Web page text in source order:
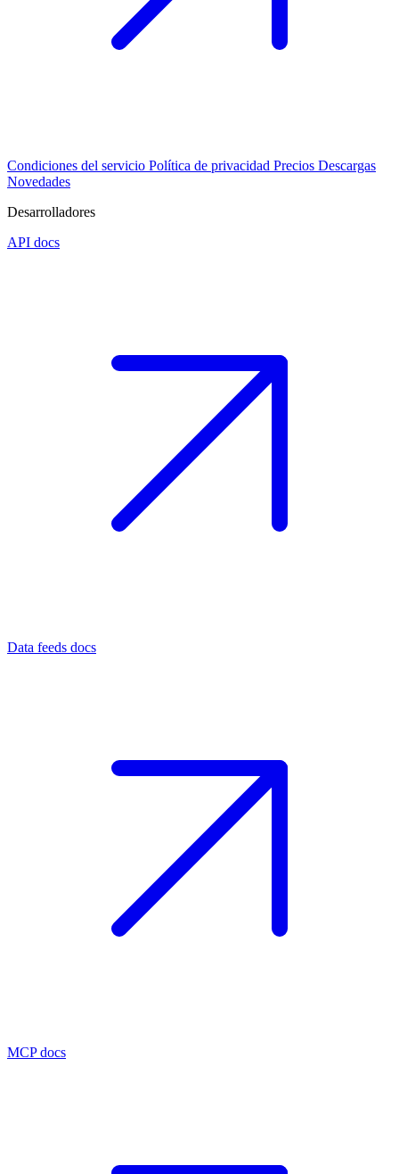
Condiciones del servicio Política de privacidad Precios Descargas
Novedades
Desarrolladores
API docs
Data feeds docs
MCP docs